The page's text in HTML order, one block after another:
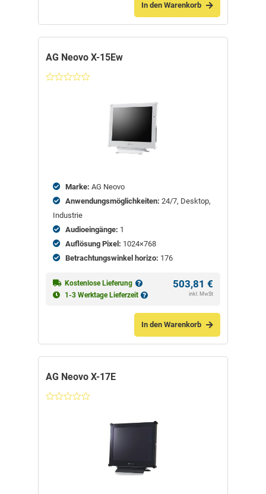
In den Warenkorb
AG Neovo X-15Ew
Marke: AG Neovo
Anwendungsmöglichkeiten: 24/7, Desktop,
Industrie
Audioeingänge: 1
Auflösung Pixel: 1024×768
Betrachtungswinkel horizo: 176
Kostenlose Lieferung
1-3 Werktage Lieferzeit
503,81 €
inkl. MwSt
In den Warenkorb
AG Neovo X-17E